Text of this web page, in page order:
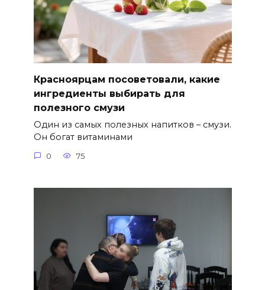
Красноярцам посоветовали, какие
ингредиенты выбирать для
полезного смузи
Один из самых полезных напитков – смузи.
Он богат витаминами
0 75